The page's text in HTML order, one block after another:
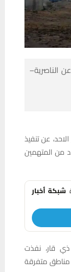
الناصرية–
عن تنفيذ
من المتهمين
شبكة أخبار
قار، نفذت
مناطق متفرقة